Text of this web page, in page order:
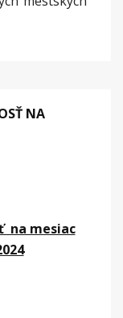
NA
na mesiac